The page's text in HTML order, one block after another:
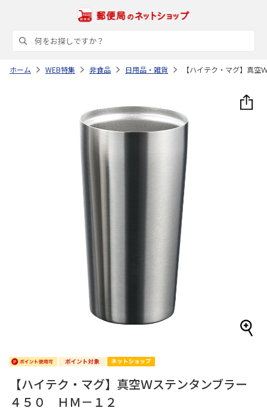
ホーム WEB特集 非食品 日用品・雑貨 【ハイテク・マグ】真
【ハイテク・マグ】真空Ｗステンタンブラー
４５０ ＨＭ－１２